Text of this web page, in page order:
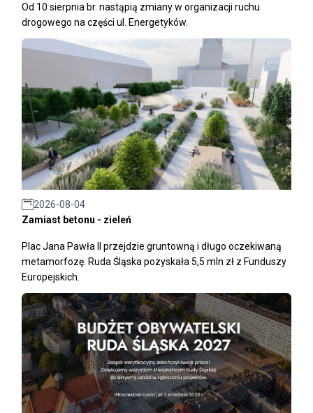
Od 10 sierpnia br. nastąpią zmiany w organizacji ruchu
drogowego na części ul. Energetyków.
2026-08-04
Zamiast betonu - zieleń
Plac Jana Pawła II przejdzie gruntowną i długo oczekiwaną
metamorfozę. Ruda Śląska pozyskała 5,5 mln zł z Funduszy
Europejskich.